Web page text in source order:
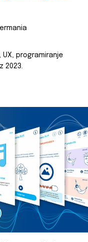
programiranje
2023.